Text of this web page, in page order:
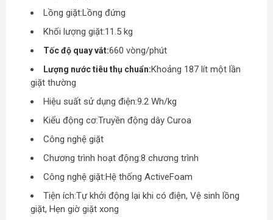
Lồng giặt:Lồng đứng
Khối lượng giặt:11.5 kg
Tốc độ quay vắt:660 vòng/phút
Lượng nước tiêu thụ chuẩn:Khoảng 187 lít một lần
giặt thường
Hiệu suất sử dụng điện:9.2 Wh/kg
Kiểu động cơ:Truyền động dây Curoa
Công nghệ giặt
Chương trình hoạt động:8 chương trình
Công nghệ giặt:Hệ thống ActiveFoam
Tiện ích:Tự khởi động lại khi có điện, Vệ sinh lồng
giặt, Hẹn giờ giặt xong